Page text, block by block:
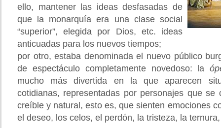
ello, mantener las ideas desfasadas de
que la monarquía era una clase social
“superior”, elegida por Dios, etc. ideas
anticuadas para los nuevos tiempos;
por otro, estaba denominada el nuevo público
de espectáculo completamente novedoso: la
mucho más divertida en la que aparecen
cotidianas, representadas por personajes que se
creíble y natural, esto es, que sienten emociones
el deseo, los celos, el perdón, la tristeza, la